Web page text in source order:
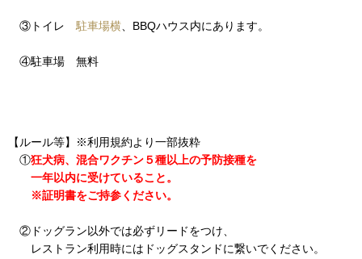
③トイレ 駐車場横 、BBQハウス内にあります。
④駐車場 無料
【ルール等】※利用規約より一部抜粋
①狂犬病、混合ワクチン５種以上の予防接種を
一年以内に受けていること。
※証明書をご持参ください。
②ドッグラン以外では必ずリードをつけ、
レストラン利用時にはドッグスタンドに繋いでください。